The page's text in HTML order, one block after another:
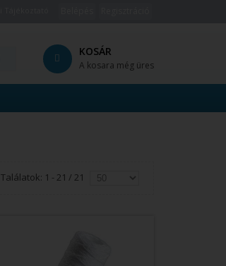
KOSÁR
A kosara még üres
Találatok: 1 - 21 / 21